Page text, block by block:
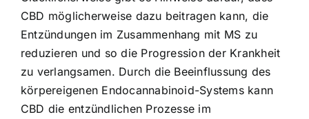
CBD möglicherweise dazu beitragen kann, die
Entzündungen im Zusammenhang mit MS zu
reduzieren und so die Progression der Krankheit
zu verlangsamen. Durch die Beeinflussung des
körpereigenen Endocannabinoid-Systems kann
CBD die entzündlichen Prozesse im